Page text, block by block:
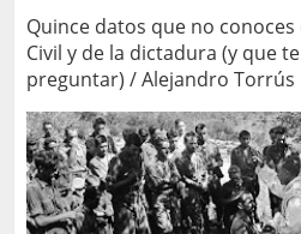
Quince datos que no conoces
Civil y de la dictadura (y que
preguntar) / Alejandro Torrús